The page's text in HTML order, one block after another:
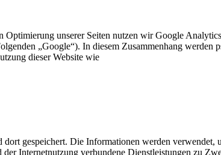
unserer Seiten nutzen wir Google
„Google“). In diesem Zusammenhang
dieser Website wie
gespeichert. Die Informationen werden
Internetnutzung verbundene Dienstleistungen zu